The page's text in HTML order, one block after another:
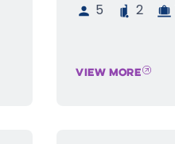
5 2
VIEW MORE